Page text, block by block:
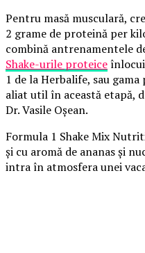
Pentru masă musculară,
2 grame de proteină per
combină antrenamentele
Shake-urile proteice
1 de la Herbalife, sau
aliat util în această etapă,
Dr. Vasile Oșean.
Formula 1 Shake Mix
și cu aromă de ananas și
intra în atmosfera unei